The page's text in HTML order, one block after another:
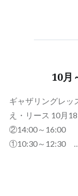
10月
ギャザリングレッ
え・リース 10月
②14:00～16:00
①10:30～12:30